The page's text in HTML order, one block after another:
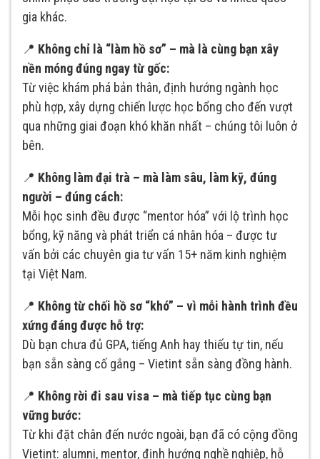
gia khác.
📍 Không chỉ là “làm hồ sơ” – mà là cùng bạn xây
nền móng đúng ngay từ gốc:
Từ việc khám phá bản thân, định hướng ngành học
phù hợp, xây dựng chiến lược học bổng cho đến vượt
qua những giai đoạn khó khăn nhất – chúng tôi luôn ở
bên.
📍 Không làm đại trà – mà làm sâu, làm kỹ, đúng
người – đúng cách:
Mỗi học sinh đều được “mentor hóa” với lộ trình học
bổng, kỹ năng và phát triển cá nhân hóa – được tư
vấn bởi các chuyên gia tư vấn 15+ năm kinh nghiệm
tại Việt Nam.
📍 Không từ chối hồ sơ “khó” – vì mỗi hành trình đều
xứng đáng được hỗ trợ:
Dù bạn chưa đủ GPA, tiếng Anh hay thiếu tự tin, nếu
bạn sẵn sàng cố gắng – Vietint sẵn sàng đồng hành.
📍 Không rời đi sau visa – mà tiếp tục cùng bạn
vững bước:
Từ khi đặt chân đến nước ngoài, bạn đã có cộng đồng
Vietint: alumni, mentor, định hướng nghề nghiệp, hỗ